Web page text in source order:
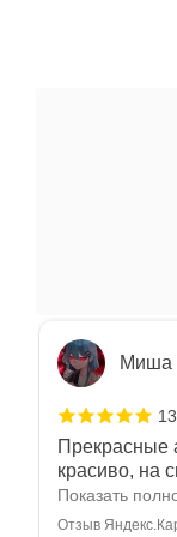
Очень
красотой!
Отзыв
Миша
Прекрасные
красиво, на
угодно
Показать
Отзыв